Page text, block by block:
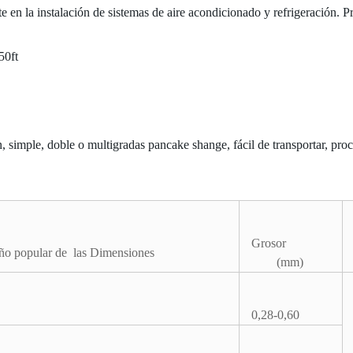
en la instalación de sistemas de aire acondicionado y refrigeración.
doble o multigradas pancake shange, fácil de transportar,
popular de las Dimensiones
Grosor
(mm)
0,28-0,60